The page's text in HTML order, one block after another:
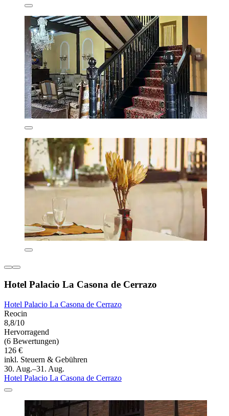
Hotel Palacio La Casona de Cerrazo
Hotel Palacio La Casona de Cerrazo
Reocin
8,8/10
Hervorragend
(6 Bewertungen)
126 €
inkl. Steuern & Gebühren
30. Aug.–31. Aug.
Hotel Palacio La Casona de Cerrazo